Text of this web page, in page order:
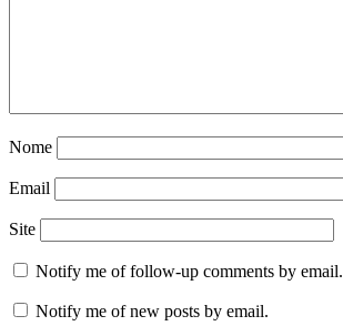
Nome
Email
Site
Notify me of follow-up comments by email.
Notify me of new posts by email.